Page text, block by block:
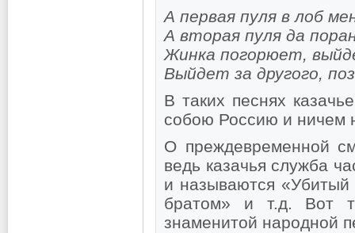
А первая пуля в лоб
А вторая пуля да
Жинка погорюет,
Выйдет за другого,
В таких песнях
собою Россию и ничем
О преждевременной
ведь казачья служба
и называются «Убитый
братом» и т.д. Вот
знаменитой народной